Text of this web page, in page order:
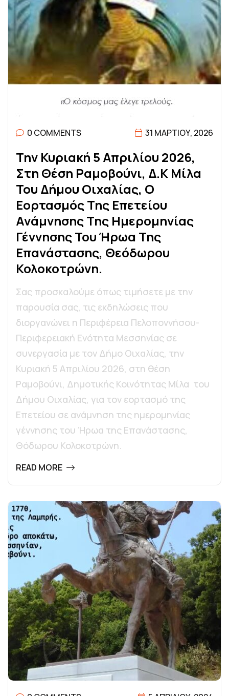
0 COMMENTS 31 ΜΑΡΤΊΟΥ, 2026
ΤΗΝ ΚΥΡΙΑΚΉ 5 ΑΠΡΙΛΊΟΥ 2026,
ΣΤΗ ΘΈΣΗ ΡΑΜΟΒΟΎΝΙ, Δ.Κ ΜΊΛΑ
ΤΟΥ ΔΉΜΟΥ ΟΙΧΑΛΊΑΣ, Ο
ΕΟΡΤΑΣΜΌΣΤΗΣ ΕΠΕΤΕΊΟΥ
ΑΝΆΜΝΗΣΗΣΤΗΣ ΗΜΕΡΟΜΗΝΊΑΣ
ΓΈΝΝΗΣΗΣΤΟΥΉΡΩΑ ΤΗΣ
ΕΠΑΝΆΣΤΑΣΗΣ, ΘΕΌΔΩΡΟΥ
ΚΟΛΟΚΟΤΡΏΝΗ.
Σας προσκαλούμε όπως τιμήσετε με την
παρουσία σας, τις εκδηλώσεις που
διοργανώνει η Περιφέρεια Πελοποννήσου-
Περιφερειακή Ενότητα Μεσσηνίας σε
συνεργασία με τον Δήμο Οιχαλίας, την
Κυριακή 5 Απριλίου 2026, στη θέση
Ραμοβούνι, Δημοτικής Κοινότητας Μίλα του
Δήμου Οιχαλίας, για τον εορτασμό της
Επετείου σε ανάμνηση της ημερομηνίας
γέννησης του Ήρωα της Επανάστασης,
Θόδωρου Κολοκοτρώνη.
READ MORE